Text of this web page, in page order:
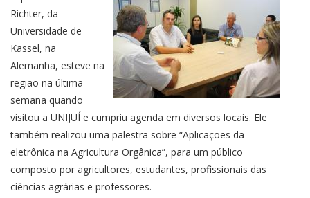
Richter, da
Universidade de
Kassel, na
Alemanha, esteve na
região na última
semana quando
visitou a UNIJUÍ e cumpriu agenda em diversos locais. Ele
também realizou uma palestra sobre “Aplicações da
eletrônica na Agricultura Orgânica”, para um público
composto por agricultores, estudantes, profissionais das
ciências agrárias e professores.